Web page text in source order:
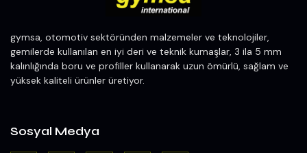
gymsa, otomotiv sektöründen malzemeler ve teknolojiler,
gemilerde kullanılan en iyi deri ve teknik kumaşlar, 3 ila 5 mm
kalınlığında boru ve profiller kullanarak uzun ömürlü, sağlam ve
yüksek kaliteli ürünler üretiyor.
Sosyal Medya